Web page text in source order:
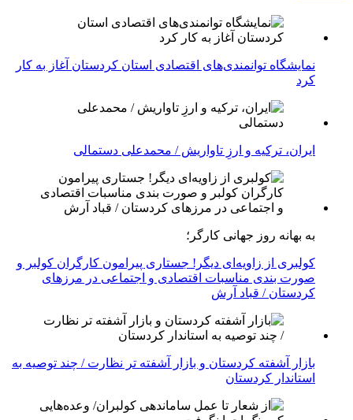
نمایشگاه توانمندی‌های اقتصادی استان کردستان آغاز به کار
کرد
ایران، ترکیه و ارزِ تاواریش / محمدعلی دستمالی
به بهانه روز جهانی کارگر؛
کولبری از زاویه‌ای دیگر! جستاری پیرامون کارگران کولبر و
صورت بندی مناسبات اقتصادی و اجتماعی در مرزهای
کردستان / قباد آرش
بازار آشفته کردستان و بازار آشفته­ تر نظارت / چند توصیه به
استاندار کردستان